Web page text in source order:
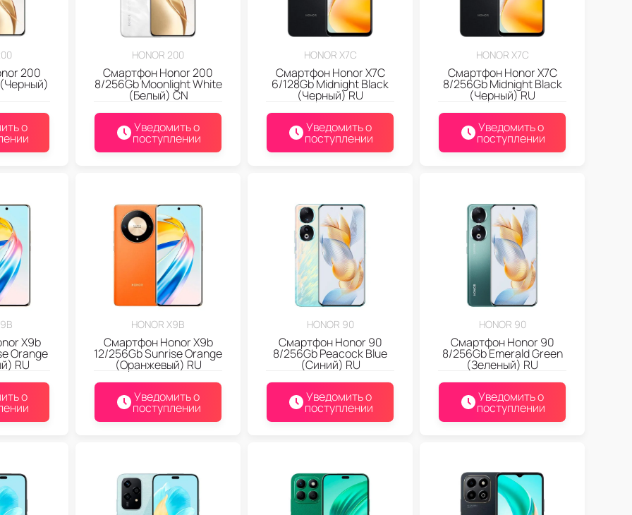
200
о
HONOR 200
Смартфон Honor 200
8/256Gb Moonlight White
(Белый) CN
Уведомить о
поступлении
HONOR X7C
Смартфон Honor X7C
6/128Gb Midnight Black
(Черный) RU
Уведомить о
поступлении
HONOR X7C
Смартфон Honor X7C
8/256Gb Midnight Black
(Черный) RU
Уведомить о
поступлении
X9b
Orange
RU
о
HONOR X9B
Смартфон Honor X9b
12/256Gb Sunrise Orange
(Оранжевый) RU
Уведомить о
поступлении
HONOR 90
Смартфон Honor 90
8/256Gb Peacock Blue
(Синий) RU
Уведомить о
поступлении
HONOR 90
Смартфон Honor 90
8/256Gb Emerald Green
(Зеленый) RU
Уведомить о
поступлении